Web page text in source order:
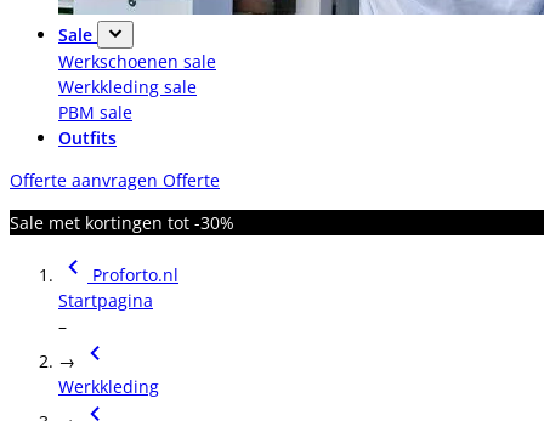
Sale
Werkschoenen sale
Werkkleding sale
PBM sale
Outfits
Offerte aanvragen Offerte
Sale met kortingen tot -30%
Proforto.nl
Startpagina
–
→
Werkkleding